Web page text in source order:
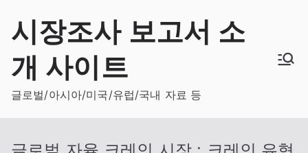
content
시장조사 보고서 소
개 사이트
글로벌/아시아/미국/유럽/국내 자료 등